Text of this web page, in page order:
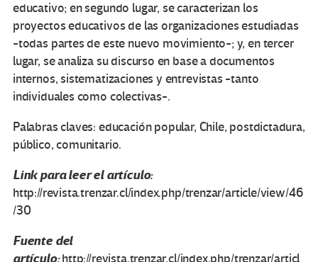
educativo; en segundo lugar, se caracterizan los
proyectos educativos de las organizaciones estudiadas
-todas partes de este nuevo movimiento-; y, en tercer
lugar, se analiza su discurso en base a documentos
internos, sistematizaciones y entrevistas -tanto
individuales como colectivas-.
Palabras claves: educación popular, Chile, postdictadura,
público, comunitario.
Link para leer el artículo:
http://revista.trenzar.cl/index.php/trenzar/article/view/46
/30
Fuente del
http://revista.trenzar.cl/index.php/trenzar/articl